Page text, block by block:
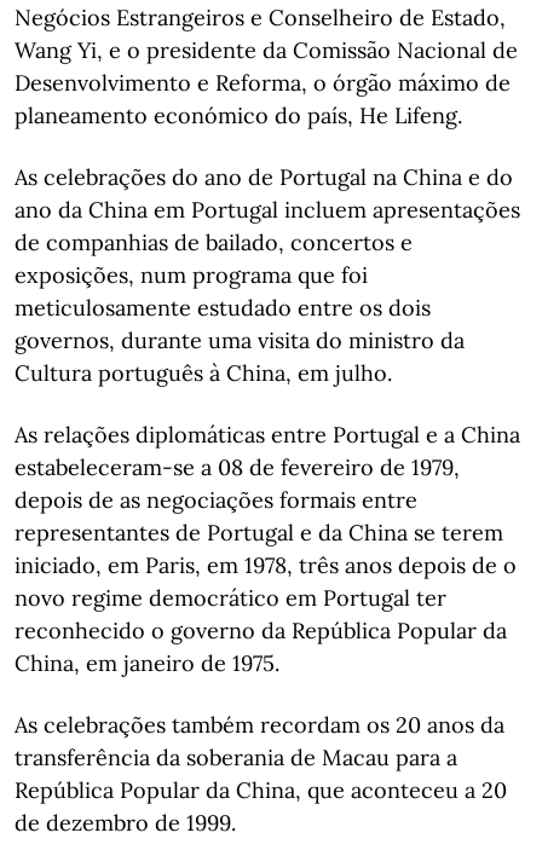
Negócios Estrangeiros e Conselheiro de Estado,
Wang Yi, e o presidente da Comissão Nacional de
Desenvolvimento e Reforma, o órgão máximo de
planeamento económico do país, He Lifeng.
As celebrações do ano de Portugal na China e do
ano da China em Portugal incluem apresentações
de companhias de bailado, concertos e
exposições, num programa que foi
meticulosamente estudado entre os dois
governos, durante uma visita do ministro da
Cultura português à China, em julho.
As relações diplomáticas entre Portugal e a China
estabeleceram-se a 08 de fevereiro de 1979,
depois de as negociações formais entre
representantes de Portugal e da China se terem
iniciado, em Paris, em 1978, três anos depois de o
novo regime democrático em Portugal ter
reconhecido o governo da República Popular da
China, em janeiro de 1975.
As celebrações também recordam os 20 anos da
transferência da soberania de Macau para a
República Popular da China, que aconteceu a 20
de dezembro de 1999.